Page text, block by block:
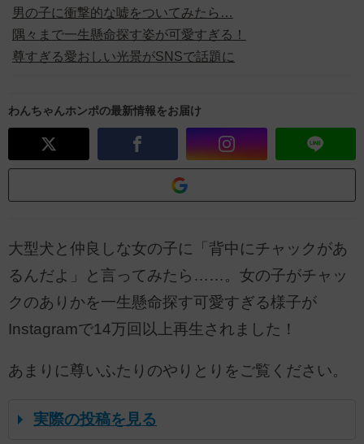
男の子に衝撃的な嘘をついてみたら…
隅々まで一生懸命探す姿が可愛すぎる！
尊すぎる愛おしい光景がSNSで話題に
わんちゃんホンポの最新情報をお届け
大型犬と仲良しな女の子に「背中にチャックがあ
るんだよ」と言ってみたら……。女の子がチャッ
クのありかを一生懸命探す可愛すぎる様子が
Instagramで14万回以上再生されました！
あまりに尊いふたりのやりとりをご覧ください。
実際の投稿を見る